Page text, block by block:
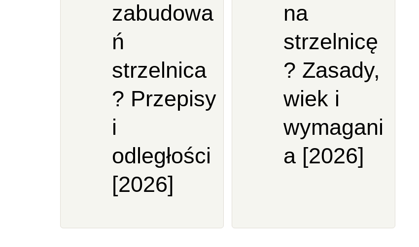
zabudowa
ń
strzelnica
? Przepisy
i
odległości
[2026]
na
strzelnicę
? Zasady,
wiek i
wymagani
a [2026]